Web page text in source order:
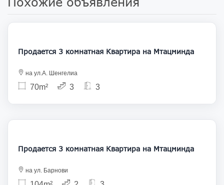
248 000
Продается 3 комнатная Квартира на Мтацминда
на ул.А. Шенгелиа
70m² 3 3
260 000
Продается 3 комнатная Квартира на Мтацминда
на ул. Барнови